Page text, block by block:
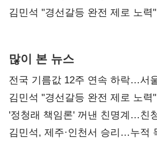
다툼 격화
김민석 "경선갈등 완전 제로 노
많이 본 뉴스
전국 기름값 12주 연속 하락…서
김민석 "경선갈등 완전 제로 노
사과부터"
'정청래 책임론' 꺼낸 친명계…친
때리기
김민석, 제주·인천서 승리…누적